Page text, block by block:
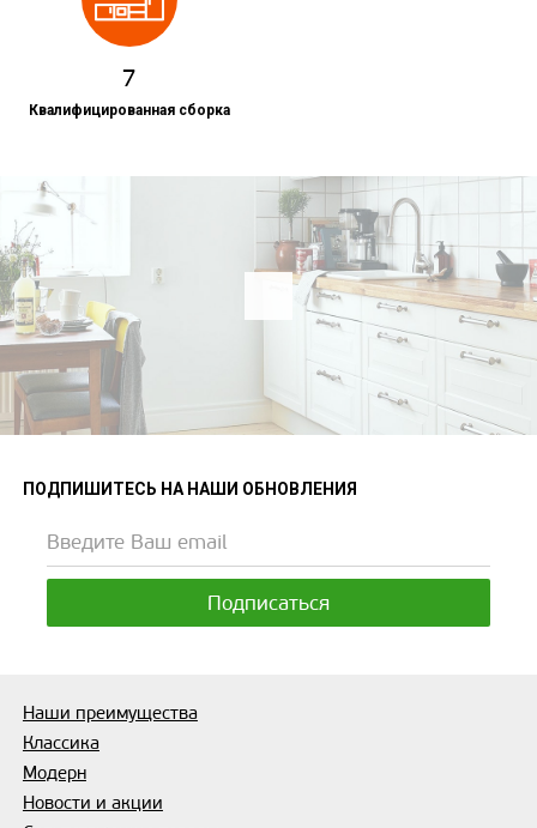
7
Квалифицированная сборка
ПОДПИШИТЕСЬ НА НАШИ ОБНОВЛЕНИЯ
Наши преимущества
Классика
Модерн
Новости и акции